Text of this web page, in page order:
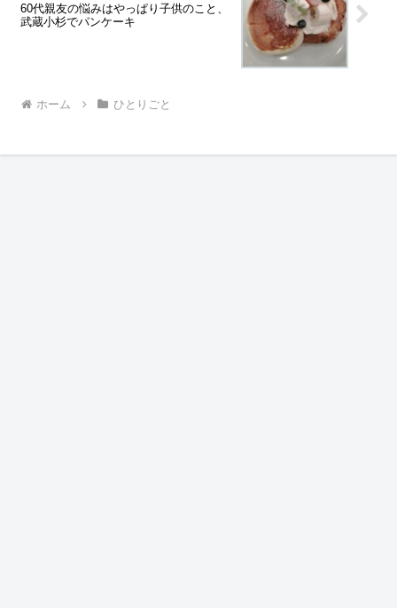
60代親友の悩みはやっぱり子供のこと、
武蔵小杉でパンケーキ
ホーム ひとりごと